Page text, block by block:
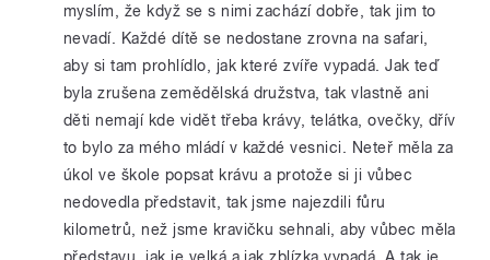
myslím, že když se s nimi zachází dobře, tak jim to
nevadí. Každé dítě se nedostane zrovna na safari,
aby si tam prohlídlo, jak které zvíře vypadá. Jak teď
byla zrušena zemědělská družstva, tak vlastně ani
děti nemají kde vidět třeba krávy, telátka, ovečky, dřív
to bylo za mého mládí v každé vesnici. Neteř měla za
úkol ve škole popsat krávu a protože si ji vůbec
nedovedla představit, tak jsme najezdili fůru
kilometrů, než jsme kravičku sehnali, aby vůbec měla
představu, jak je velká a jak zblízka vypadá. A tak je